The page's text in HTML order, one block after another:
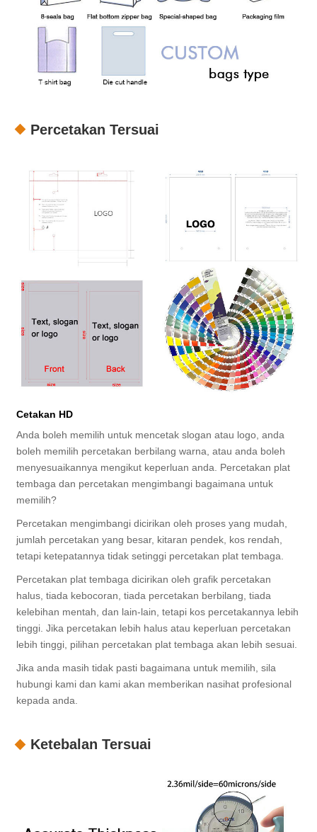
Percetakan Tersuai
Cetakan HD
Anda boleh memilih untuk mencetak slogan atau logo, anda
boleh memilih percetakan berbilang warna, atau anda boleh
menyesuaikannya mengikut keperluan anda. Percetakan plat
tembaga dan percetakan mengimbangi bagaimana untuk
memilih?
Percetakan mengimbangi dicirikan oleh proses yang mudah,
jumlah percetakan yang besar, kitaran pendek, kos rendah,
tetapi ketepatannya tidak setinggi percetakan plat tembaga.
Percetakan plat tembaga dicirikan oleh grafik percetakan
halus, tiada kebocoran, tiada percetakan berbilang, tiada
kelebihan mentah, dan lain-lain, tetapi kos percetakannya lebih
tinggi. Jika percetakan lebih halus atau keperluan percetakan
lebih tinggi, pilihan percetakan plat tembaga akan lebih sesuai.
Jika anda masih tidak pasti bagaimana untuk memilih, sila
hubungi kami dan kami akan memberikan nasihat profesional
kepada anda.
Ketebalan Tersuai